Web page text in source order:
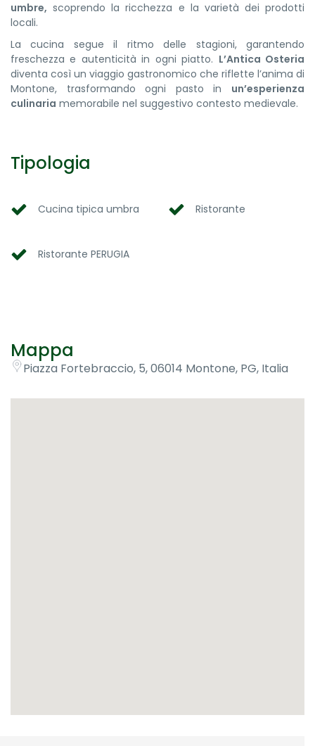
umbre, scoprendo la ricchezza e la varietà dei prodotti
locali.
La cucina segue il ritmo delle stagioni, garantendo
freschezza e autenticità in ogni piatto. L’Antica Osteria
diventa così un viaggio gastronomico che riflette l’anima di
Montone, trasformando ogni pasto in un’esperienza
culinaria memorabile nel suggestivo contesto medievale.
Tipologia
Cucina tipica umbra Ristorante
Ristorante PERUGIA
Mappa
Piazza Fortebraccio, 5, 06014 Montone, PG, Italia